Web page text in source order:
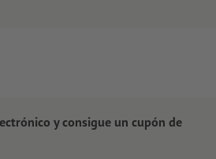
y consigue un cupón de